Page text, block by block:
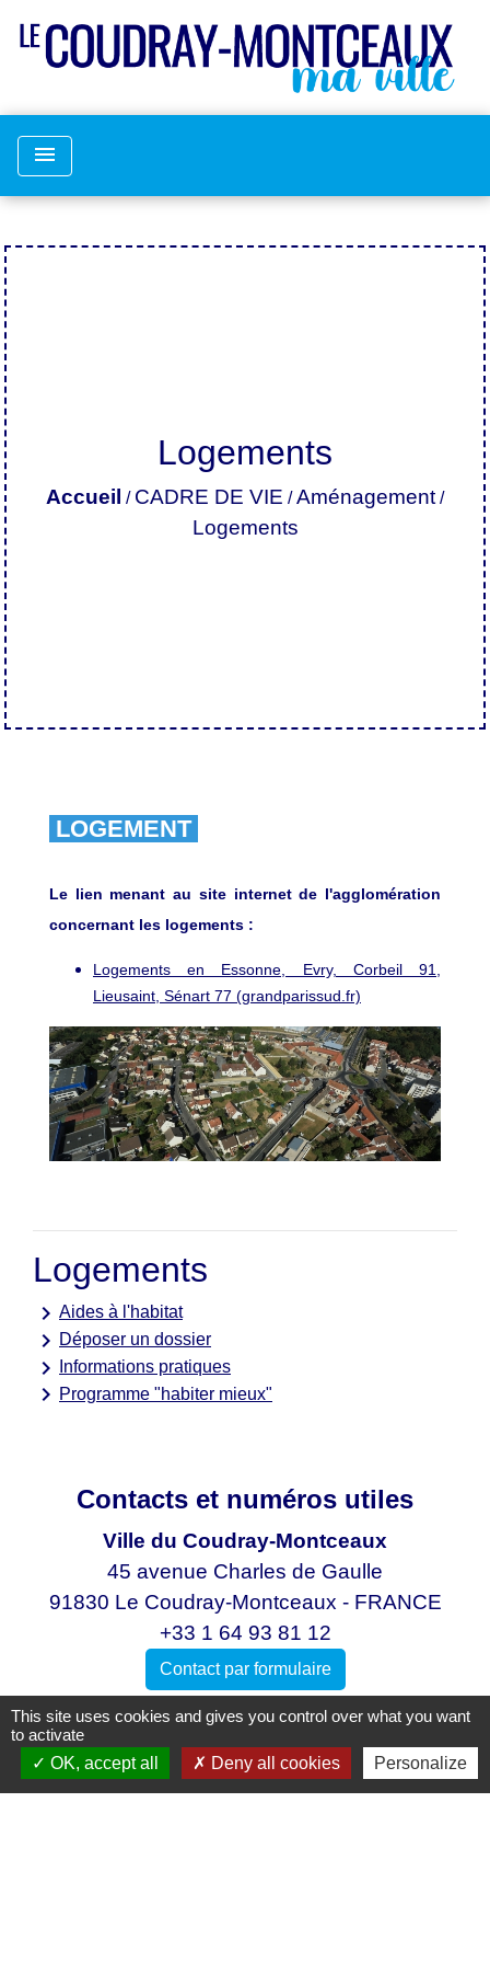
menu
Logements
Accueil / CADRE DE VIE /Aménagement /
Logements
LOGEMENT
Le lien menant au site internet de l'agglomération
concernant les logements :
Logements en Essonne, Evry, Corbeil 91,
Lieusaint, Sénart 77 (grandparissud.fr)
Logements
keyboard_arrow_right Aides à l'habitat
keyboard_arrow_right Déposer un dossier
keyboard_arrow_right Informations pratiques
keyboard_arrow_right Programme "habiter mieux"
Contacts et numéros utiles
Ville du Coudray-Montceaux
45 avenue Charles de Gaulle
91830 Le Coudray-Montceaux - FRANCE
+33 1 64 93 81 12
Contact par formulaire
This site uses cookies and gives you control over what you want
to activate
OK, accept all
Deny all cookies Personalize